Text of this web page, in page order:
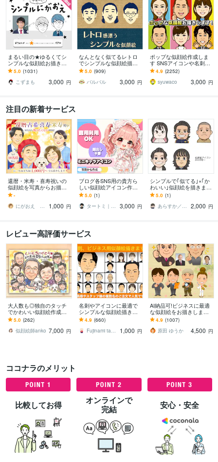
まるい目の★ゆるくてシ
ンプルな似顔絵お描きし
ます ゆる～い感じにした
い、似すぎない方が‥と
いう方にオススメ！
5.0 (1031)
こずまも
3,000 円
なんとなく似てるレトロ
でシンプルな似顔絵描き
ます 懐かしくて新しい。
ほんのり昭和テイストの
やさしい似顔絵
5.0 (909)
バルバル
3,000 円
ポップな似顔絵作成しま
す SNSアイコンや名刺、
プレゼント用にポップな
似顔絵作成します
4.9 (2252)
syuwaco
3,000 円
注目の新着サービス
還暦・米寿・喜寿祝いの
似顔絵を写真からお描き
します ご両親への長寿祝
い・プレゼントに家族や
ペットも描きます
-
にがおえ さわ
1,000 円
ブログ各SNS用の貴方ら
しい似顔絵アイコン作り
ます 発信を始めるあなた
を世界に一つの親近感あ
るミニキャラで後押し
5.0 (1)
タートミ｜個人発信者のビジュアル導線設計
3,000 円
シンプルで｢似てる｣×｢か
わいい｣似顔絵を描きます
シンプルで使いやすく、
かわいい似顔絵を描きま
す！
5.0 (1)
あらすか／Alaska119
2,000 円
レビュー高評価サービス
大人数も◎独自のタッチ
でかわいい似顔絵作成し
ます 還暦や米寿、誕生日
プレゼント、結婚記念日
のお祝いに
5.0 (262)
似顔絵師anko 7,000 円
名刺やアイコンに最適で
シンプルな似顔絵描きま
す デフォルメせず、シン
プル似顔絵で名刺など注
目度アップ！
4.9 (660)
Fujinami takuya
1,000 円
AI納品可!ビジネスに最適
な似顔絵をお描きします
イラストレーター歴15
年。好印象のデジタル似
顔絵を描きます♪
4.9 (1007)
原田 ゆうか
4,500 円
ココナラのメリット
比較してお得
オンラインで
完結
安心・安全